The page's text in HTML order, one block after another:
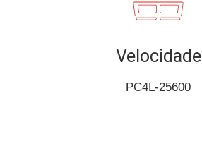
Velocidade
PC4L-25600